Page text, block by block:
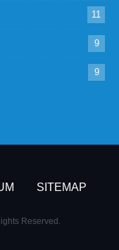
11
9
9
SITEMAP
Reserved.